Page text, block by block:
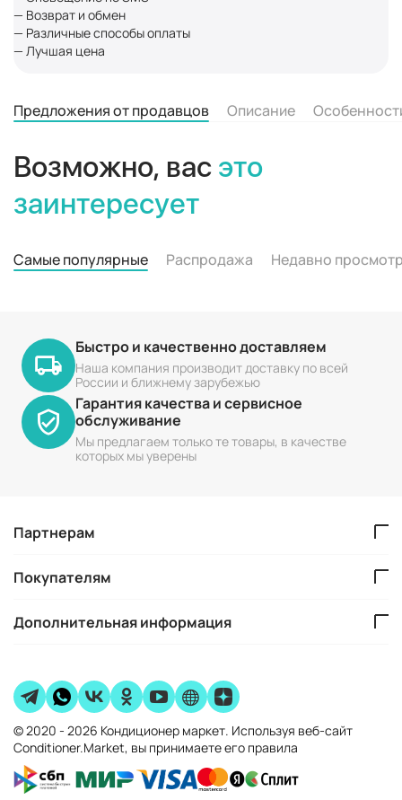
— Возврат и обмен
— Различные способы оплаты
— Лучшая цена
Предложения от продавцов Описание
Возможно, вас это
заинтересует
Самые популярные Распродажа Недавно
Быстро и качественно доставляем
Наша компания производит доставку по всей
России и ближнему зарубежью
Гарантия качества и сервисное
обслуживание
Мы предлагаем только те товары, в качестве
которых мы уверены
Партнерам
Покупателям
Дополнительная информация
© 2020 - 2026 Кондиционер маркет. Используя веб-сайт
Conditioner.Market, вы принимаете его правила